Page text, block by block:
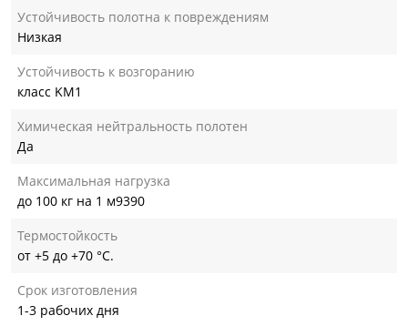
Устойчивость полотна к повреждениям
Низкая
Устойчивость к возгоранию
класс KM1
Химическая нейтральность полотен
Да
Максимальная нагрузка
до 100 кг на 1 м9390
Термостойкость
от +5 до +70 °С.
Срок изготовления
1-3 рабочих дня